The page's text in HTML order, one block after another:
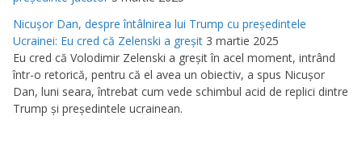
Nicuşor Dan, despre întâlnirea lui Trump cu preşedintele
Ucrainei: Eu cred că Zelenski a greşit 3 martie 2025
Eu cred că Volodimir Zelenski a greşit în acel moment, intrând
într-o retorică, pentru că el avea un obiectiv, a spus Nicuşor
Dan, luni seara, întrebat cum vede schimbul acid de replici dintre
Trump şi preşedintele ucrainean.